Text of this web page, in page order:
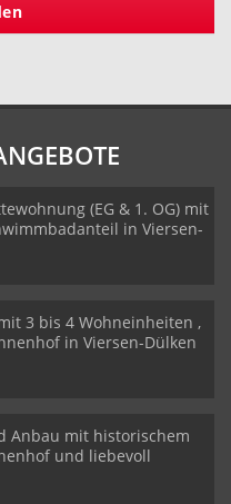
(EG & 1. OG) mit
in Viersen-
3 bis 4 Wohneinheiten ,
in Viersen-Dülken
Anbau mit historischem
und liebevoll